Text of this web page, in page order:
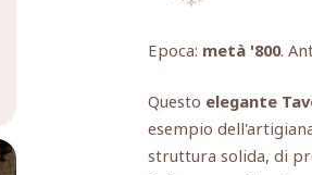
Epoca: metà '800.
Questo elegante
esempio
struttura solida, di